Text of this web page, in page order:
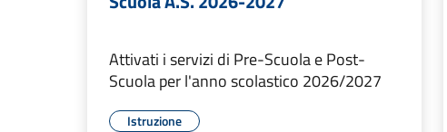
Attivati i servizi di Pre-Scuola e Post-
Scuola per l'anno scolastico 2026/2027
Istruzione